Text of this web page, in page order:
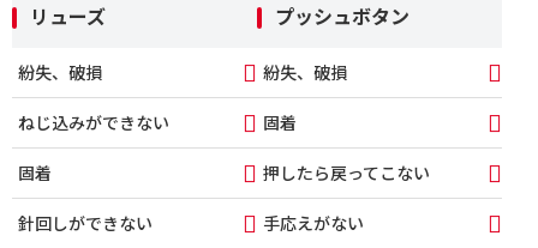
リューズ
紛失、破損
ねじ込みができない
固着
針回しができない
プッシュボタン
紛失、破損
固着
押したら戻ってこない
手応えがない